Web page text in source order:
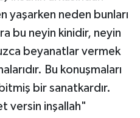
yaşarken neden bunları
bu neyin kinidir, neyin
beyanatlar vermek
Bu konuşmaları
bir sanatkardır.
versin inşallah"